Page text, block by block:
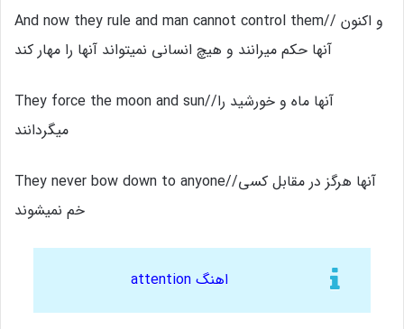
And now they rule and man cannot control them// و اکنون
آنها حکم میرانند و هیچ انسانی نمیتواند آنها را مهار کند
They force the moon and sun//آنها ماه و خورشید را
میگردانند
They never bow down to anyone//آنها هرگز در مقابل کسی
خم نمیشوند
اهنگ attention